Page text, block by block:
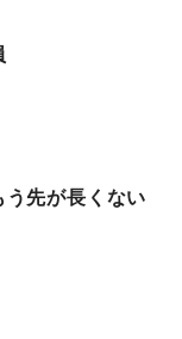
先が長くない